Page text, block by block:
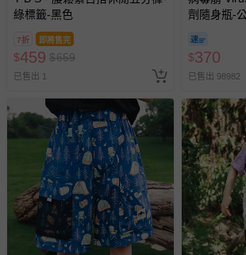
情形，您可申請更換新品或退貨，請見：
若您對於會員帳號、商品訂購與資訊、
式、折價券與購物金的使用、退貨及商品
問，你可詳見：
媽咪愛客服中心。
預購商品：預購為海外同步代購，遇缺
助取消退款事宜。
商品如因「價格、組合」等錯誤原因，
會主動以簡訊及mail通知訂單取消事宜
償。
綠標籤-黑色
7折 即將售完
$459 $659
已售出 1
劑隨身瓶-
$370
已售出 98982